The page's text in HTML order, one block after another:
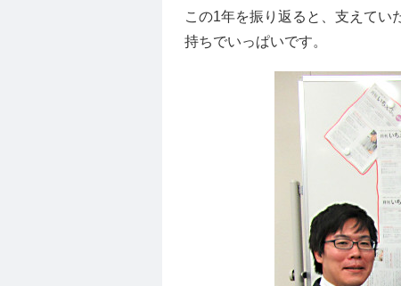
この1年を振り返ると、支えてい
持ちでいっぱいです。